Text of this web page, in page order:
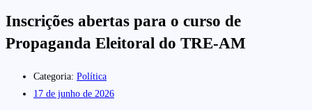
Inscrições abertas para o curso de
Propaganda Eleitoral do TRE-AM
Categoria: Política
17 de junho de 2026